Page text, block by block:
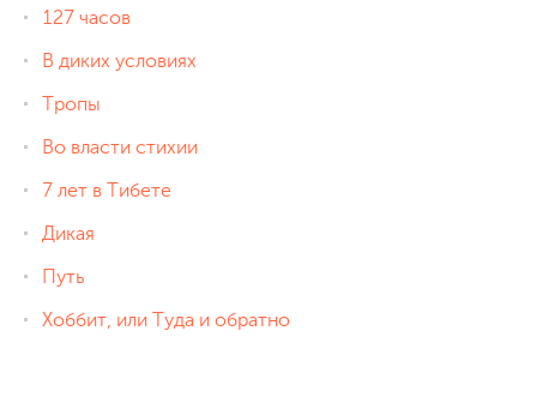
127 часов
В диких условиях
Тропы
Во власти стихии
7 лет в Тибете
Дикая
Путь
Хоббит, или Туда и обратно